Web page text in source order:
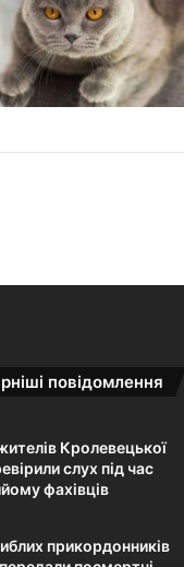
повідомлення
Кролевецької
слух під час
фахівців
прикордонників